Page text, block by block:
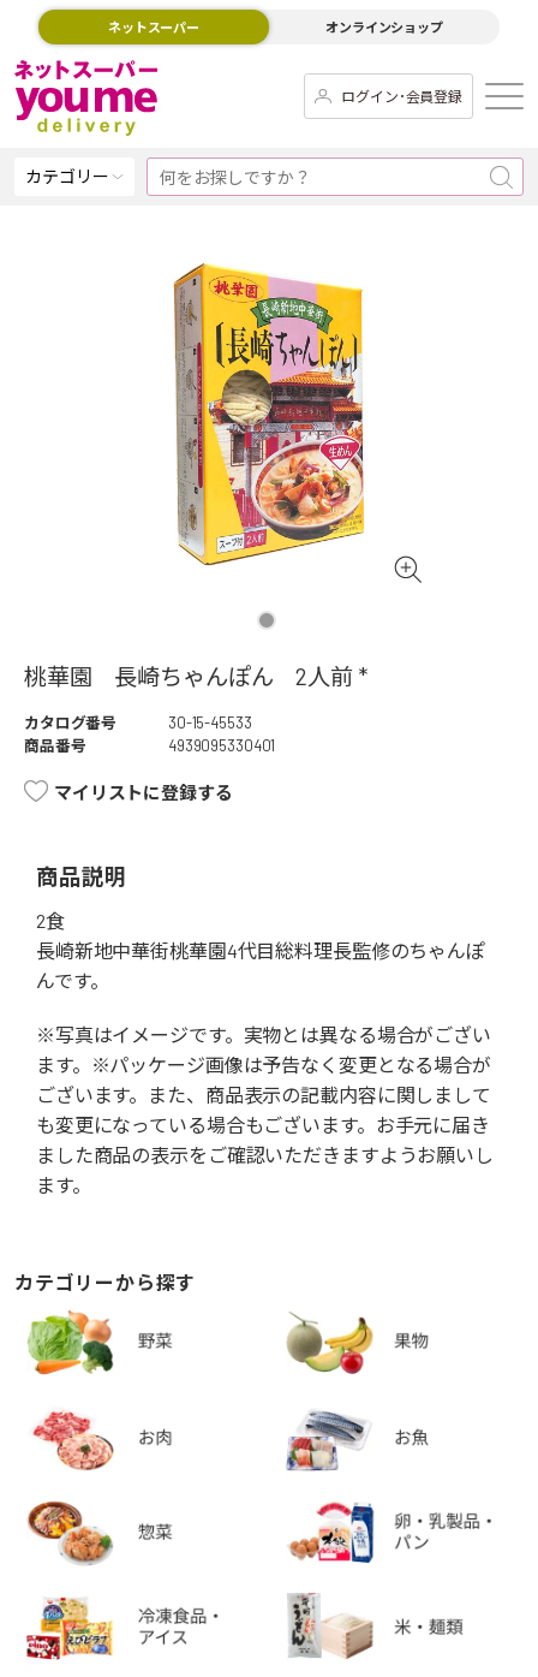
ネットスーパー オンラインショップ
ログイン･会員登録
カテゴリー
桃華園 長崎ちゃんぽん 2人前 *
カタログ番号
30-15-45533
商品番号
4939095330401
マイリストに登録する
商品説明
2食
長崎新地中華街桃華園4代目総料理長監修のちゃんぽ
んです。
※写真はイメージです。実物とは異なる場合がござい
ます。※パッケージ画像は予告なく変更となる場合が
ございます。また、商品表示の記載内容に関しまして
も変更になっている場合もございます。お手元に届き
ました商品の表示をご確認いただきますようお願いし
ます。
カテゴリーから探す